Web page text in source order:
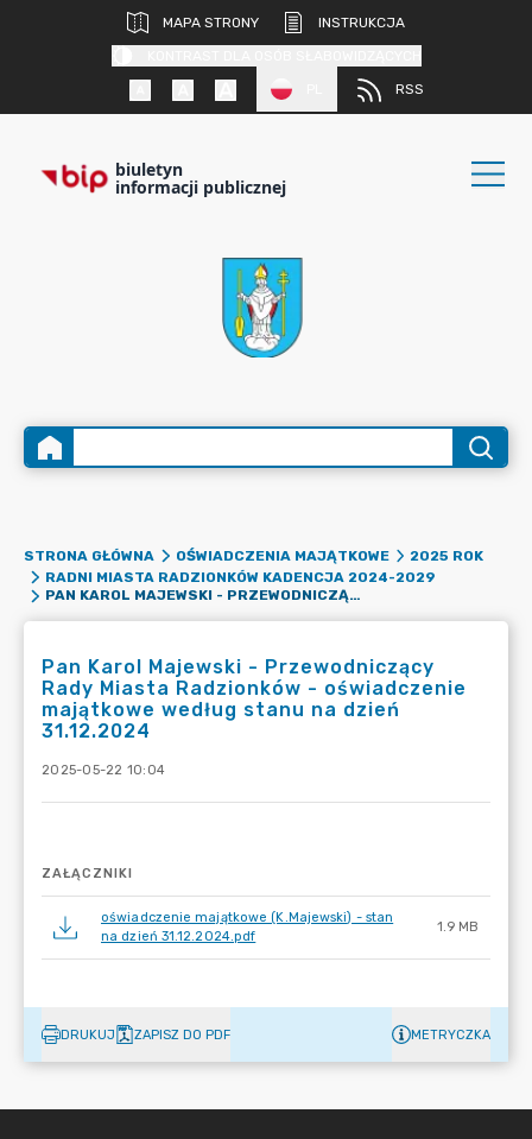
MAPA STRONY
INSTRUKCJA
RSS
biuletyn
informacji publicznej
STRONA GŁÓWNA OŚWIADCZENIA MAJĄTKOWE
2025 ROK
RADNI MIASTA RADZIONKÓW KADENCJA 2024-2029
PAN KAROL MAJEWSKI - PRZEWODNICZĄCY RADY MIASTA RADZIONKÓW - OŚWIADCZENIE MAJĄTKOWE WEDŁUG STANU NA DZIEŃ 31.12.2024
Pan Karol Majewski - Przewodniczący
Rady Miasta Radzionków - oświadczenie
majątkowe według stanu na dzień
31.12.2024
2025-05-22 10:04
ZAŁĄCZNIKI
oświadczenie majątkowe (K.Majewski) - stan
na dzień 31.12.2024.pdf
1.9 MB
DRUKUJ ZAPISZ DO PDF METRYCZKA